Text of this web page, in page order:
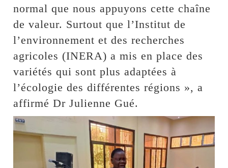
normal que nous appuyons cette chaîne
de valeur. Surtout que l’Institut de
l’environnement et des recherches
agricoles (INERA) a mis en place des
variétés qui sont plus adaptées à
l’écologie des différentes régions », a
affirmé Dr Julienne Gué.